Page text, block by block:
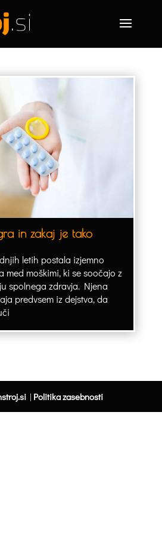
in zakaj je tako
letih postala izjemno
med moškimi, ki se soočajo z
spolnega zdravja. Njena
predvsem iz dejstva, da
| Politika zasebnosti